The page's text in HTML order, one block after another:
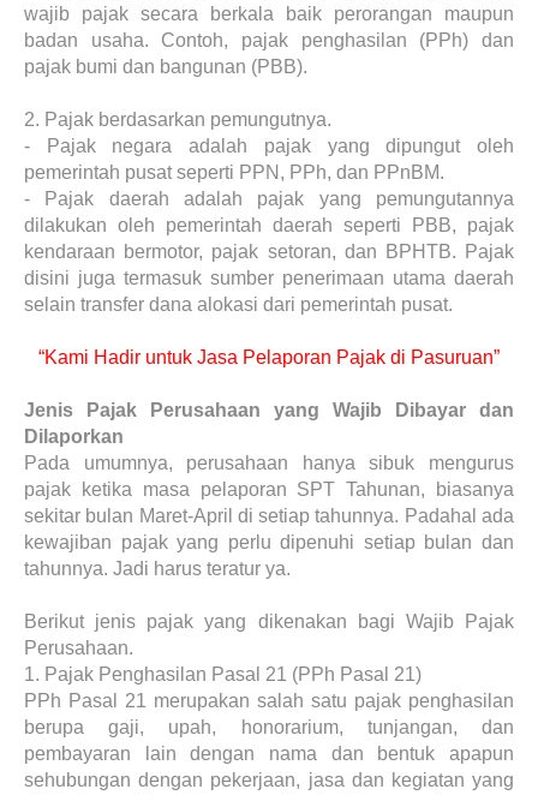
wajib pajak secara berkala baik perorangan maupun
badan usaha. Contoh, pajak penghasilan (PPh) dan
pajak bumi dan bangunan (PBB).
2. Pajak berdasarkan pemungutnya.
-
Pajak negara adalah pajak yang dipungut oleh
pemerintah pusat seperti PPN, PPh, dan PPnBM.
-
Pajak daerah adalah pajak yang pemungutannya
dilakukan oleh pemerintah daerah seperti PBB, pajak
kendaraan bermotor, pajak setoran, dan BPHTB. Pajak
disini juga termasuk sumber penerimaan utama daerah
selain transfer dana alokasi dari pemerintah pusat.
“Kami Hadir untuk Jasa Pelaporan Pajak di Pasuruan”
Jenis Pajak Perusahaan yang Wajib Dibayar dan
Dilaporkan
Pada umumnya, perusahaan hanya sibuk mengurus
pajak ketika masa pelaporan SPT Tahunan, biasanya
sekitar bulan Maret-April di setiap tahunnya. Padahal ada
kewajiban pajak yang perlu dipenuhi setiap bulan dan
tahunnya. Jadi harus teratur ya.
Berikut jenis pajak yang dikenakan bagi Wajib Pajak
Perusahaan.
1. Pajak Penghasilan Pasal 21 (PPh Pasal 21)
PPh Pasal 21 merupakan salah satu pajak penghasilan
berupa gaji, upah, honorarium, tunjangan, dan
pembayaran lain dengan nama dan bentuk apapun
sehubungan dengan pekerjaan, jasa dan kegiatan yang